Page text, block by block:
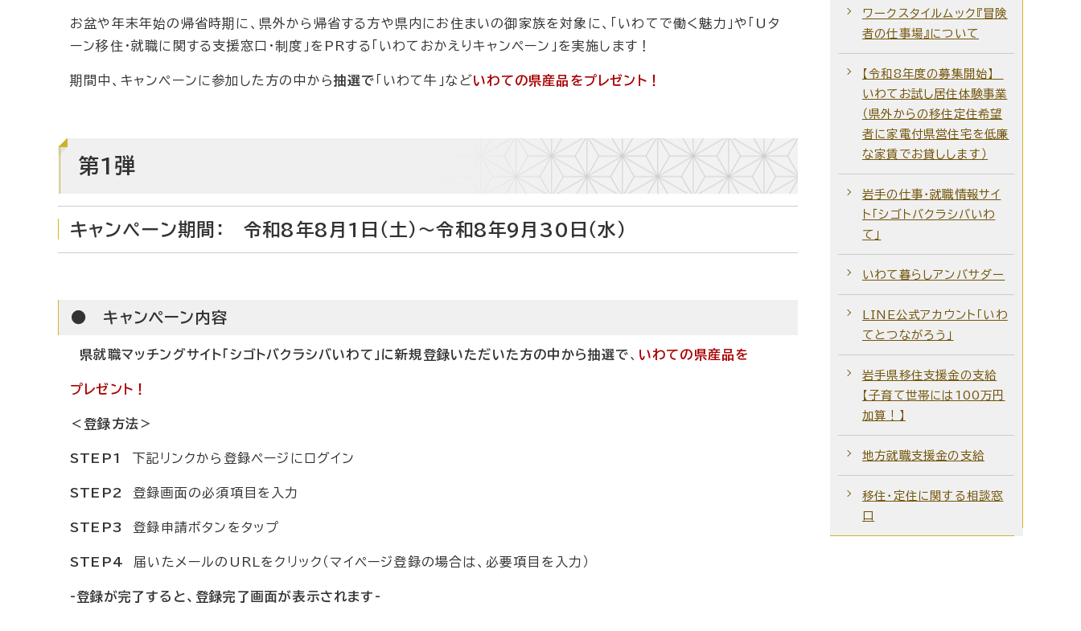
お盆や年末年始の帰省時期に、県外から帰省する方や県内にお住まいの御家族を対象に、「いわてで働く魅力」や「Uタ
ーン移住・就職に関する支援窓口・制度」をPRする「いわておかえりキャンペーン」を実施します！
期間中、キャンペーンに参加した方の中から抽選で 「いわて牛」などいわての県産品をプレゼント！
第1弾
キャンペーン期間： 令和8年8月1日（土）～令和8年9月30日（水）
● キャンペーン内容
県就職マッチングサイト「シゴトバクラシバいわて」に新規登録いただいた方の中から抽選で、 いわての県産品を
プレゼント！
＜登録方法＞
STEP1 下記リンクから登録ページにログイン
STEP2 登録画面の必須項目を入力
STEP3 登録申請ボタンをタップ
STEP4 届いたメールのURLをクリック（マイページ登録の場合は、必要項目を入力）
-登録が完了すると、登録完了画面が表示されます-
ワークスタイルムック『冒険
者の仕事場』について
【令和8年度の募集開始】
いわてお試し居住体験事業
（県外からの移住定住希望
者に家電付県営住宅を低廉
な家賃でお貸しします）
岩手の仕事・就職情報サイ
ト「シゴトバクラシバいわ
て」
いわて暮らしアンバサダー
LINE公式アカウント「いわ
てとつながろう」
岩手県移住支援金の支給
【子育て世帯には100万円
加算！】
地方就職支援金の支給
移住・定住に関する相談窓
口